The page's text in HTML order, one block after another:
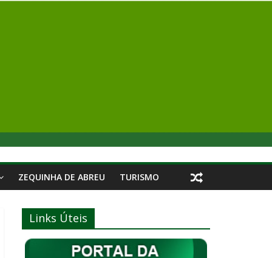
ZEQUINHA DE ABREU TURISMO
Links Úteis